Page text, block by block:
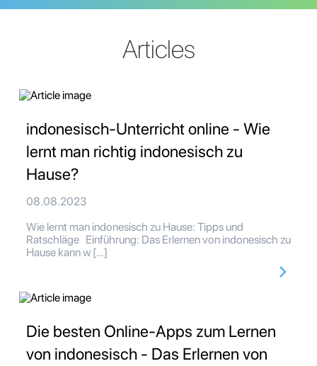
Articles
indonesisch-Unterricht online - Wie
lernt man richtig indonesisch zu
Hause?
08.08.2023
Wie lernt man indonesisch zu Hause: Tipps und
Ratschläge Einführung: Das Erlernen von indonesisch zu
Hause kann w […]
Die besten Online-Apps zum Lernen
von indonesisch - Das Erlernen von